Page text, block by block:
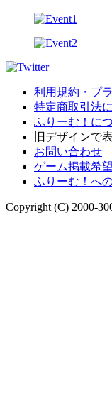
利用規約・プ
特定商取引法
ふりーむ！に
旧デザインで
お問い合わせ
ゲーム掲載希
ふりーむ！へ
Copyright (C) 2000-